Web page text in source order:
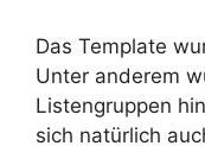
Das Template
Unter anderem
Listengruppen
sich natürlich